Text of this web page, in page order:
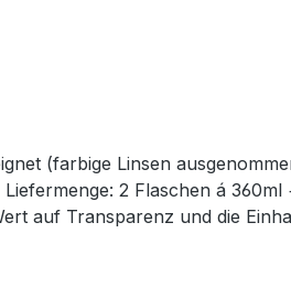
(farbige Linsen
Wirtschaftsakteur